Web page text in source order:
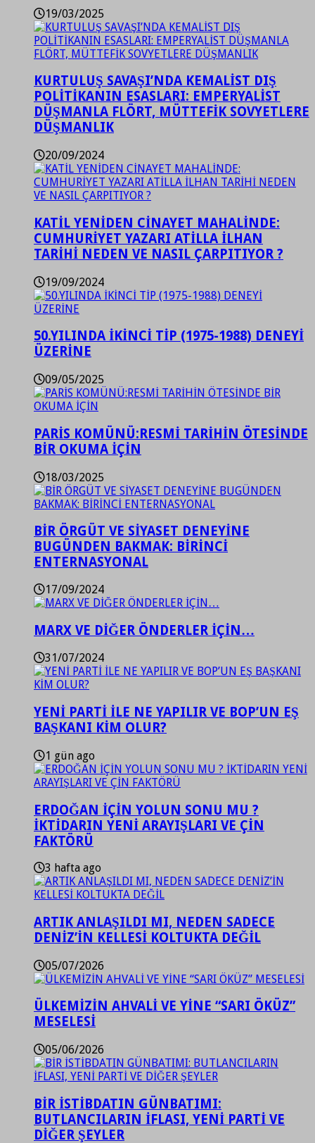
19/03/2025
KURTULUŞ SAVAŞI’NDA KEMALİST DIŞ
POLİTİKANIN ESASLARI: EMPERYALİST
DÜŞMANLA FLÖRT, MÜTTEFİK SOVYETLERE
DÜŞMANLIK
20/09/2024
KATİL YENİDEN CİNAYET MAHALİNDE:
CUMHURİYET YAZARI ATİLLA İLHAN
TARİHİ NEDEN VE NASIL ÇARPITIYOR ?
19/09/2024
50.YILINDA İKİNCİ TİP (1975-1988) DENEYİ
ÜZERİNE
09/05/2025
PARİS KOMÜNÜ:RESMİ TARİHİN ÖTESİNDE
BİR OKUMA İÇİN
18/03/2025
BİR ÖRGÜT VE SİYASET DENEYİNE
BUGÜNDEN BAKMAK: BİRİNCİ
ENTERNASYONAL
17/09/2024
MARX VE DİĞER ÖNDERLER İÇİN…
31/07/2024
YENİ PARTİ İLE NE YAPILIR VE BOP’UN EŞ
BAŞKANI KİM OLUR?
1 gün ago
ERDOĞAN İÇİN YOLUN SONU MU ?
İKTİDARIN YENİ ARAYIŞLARI VE ÇİN
FAKTÖRÜ
3 hafta ago
ARTIK ANLAŞILDI MI, NEDEN SADECE
DENİZ’İN KELLESİ KOLTUKTA DEĞİL
05/07/2026
ÜLKEMİZİN AHVALİ VE YİNE “SARI ÖKÜZ”
MESELESİ
05/06/2026
BİR İSTİBDATIN GÜNBATIMI:
BUTLANCILARIN İFLASI, YENİ PARTİ VE
DİĞER ŞEYLER